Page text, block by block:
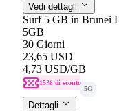
Vedi dettagli
Surf 5 GB in Brunei
5GB
30 Giorni
23,65 USD
4,73 USD/GB
15% di sconto
5G
Dettagli